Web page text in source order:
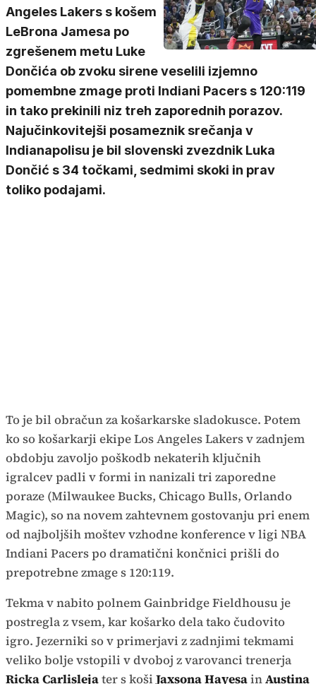
Angeles Lakers s košem
LeBrona Jamesa po
zgrešenem metu Luke
Dončića ob zvoku sirene veselili izjemno
pomembne zmage proti Indiani Pacers s 120:119
in tako prekinili niz treh zaporednih porazov.
Najučinkovitejši posameznik srečanja v
Indianapolisu je bil slovenski zvezdnik Luka
Dončić s 34 točkami, sedmimi skoki in prav
toliko podajami.
To je bil obračun za košarkarske sladokusce. Potem
ko so košarkarji ekipe Los Angeles Lakers v zadnjem
obdobju zavoljo poškodb nekaterih ključnih
igralcev padli v formi in nanizali tri zaporedne
poraze (Milwaukee Bucks, Chicago Bulls, Orlando
Magic), so na novem zahtevnem gostovanju pri enem
od najboljših moštev vzhodne konference v ligi NBA
Indiani Pacers po dramatični končnici prišli do
prepotrebne zmage s 120:119.
Tekma v nabito polnem Gainbridge Fieldhousu je
postregla z vsem, kar košarko dela tako čudovito
igro. Jezerniki so v primerjavi z zadnjimi tekmami
veliko bolje vstopili v dvoboj z varovanci trenerja
Ricka Carlislejater s košiJaxsona HayesainAustina